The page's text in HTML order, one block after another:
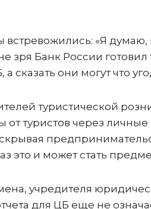
встревожились: «Я думаю,
зря Банк России готовил
сказать они могут что
туристической
туристов через
скрывая
это и может стать
учредителя
для ЦБ еще не